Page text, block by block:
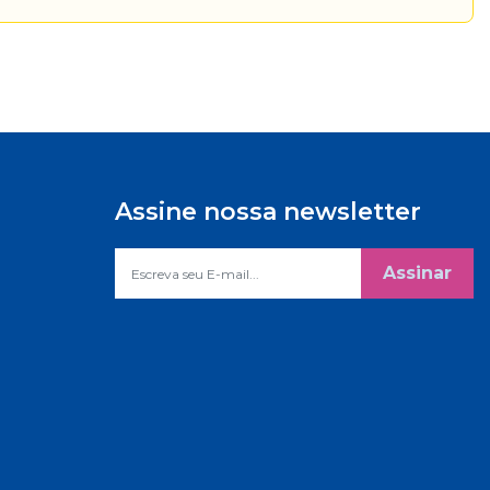
Assine nossa newsletter
Assinar